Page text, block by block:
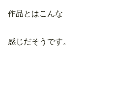
作品とはこんな
感じだそうです。